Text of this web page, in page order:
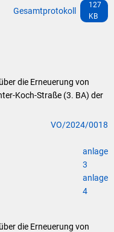
Gesamtprotokoll
127
KB
die Erneuerung von
Koch-Straße (3. BA) der
VO/2024/0018
anlage
3
anlage
4
die Erneuerung von